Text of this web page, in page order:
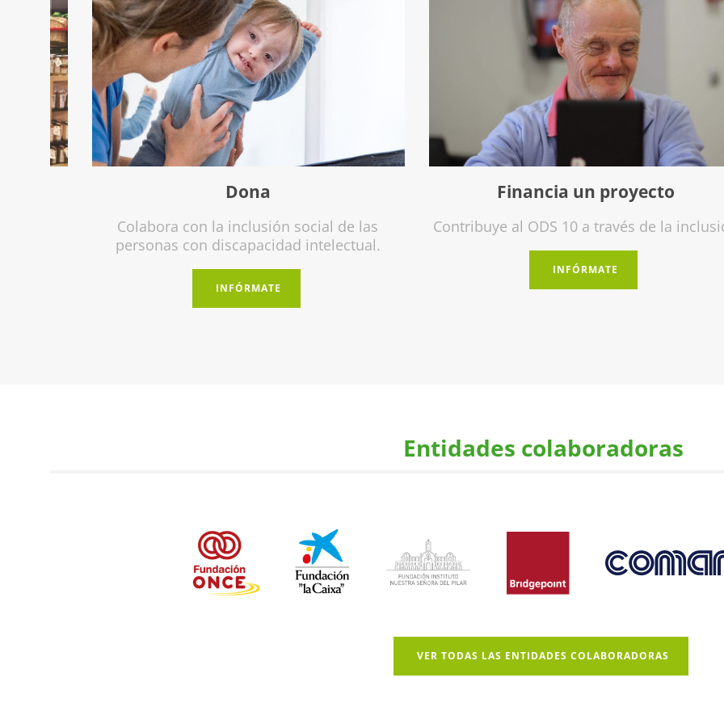
Dona
Colabora con la inclusión social de las
personas con discapacidad intelectual.
INFÓRMATE
Financia un proyecto
Contribuye al ODS 10 a través de la inclusión
INFÓRMATE
Entidades colaboradoras
VER TODAS LAS ENTIDADES COLABORADORAS